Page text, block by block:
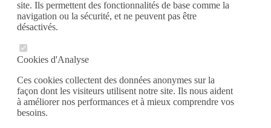
site. Ils permettent des fonctionnalités de base comme la
navigation ou la sécurité, et ne peuvent pas être
désactivés.
Cookies d'Analyse
Ces cookies collectent des données anonymes sur la
façon dont les visiteurs utilisent notre site. Ils nous aident
à améliorer nos performances et à mieux comprendre vos
besoins.